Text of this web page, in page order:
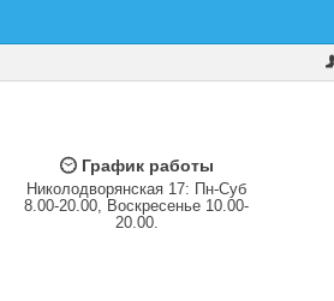
График работы
Николодворянская 17: Пн-Суб
8.00-20.00, Воскресенье 10.00-
20.00.